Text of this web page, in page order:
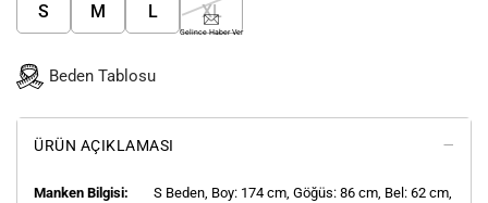
S M L XL
Gelince Haber Ver
Beden Tablosu
ÜRÜN AÇIKLAMASI
Manken Bilgisi: S Beden, Boy: 174 cm, Göğüs: 86 cm, Bel: 62 cm,